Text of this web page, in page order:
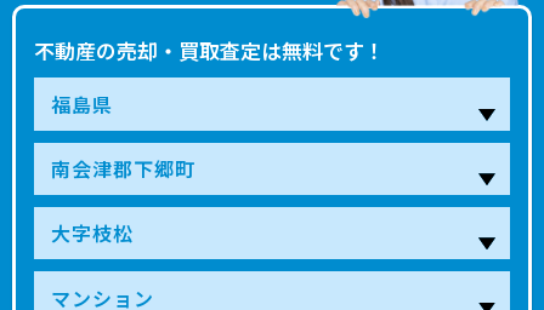
不動産の売却・買取査定は無料です！